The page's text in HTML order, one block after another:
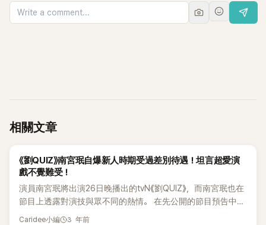
相關文章
K-POP
《劉QUIZ》南宮珉自爆新人時期受過差別待遇！坦言超愛演
戲不覺難受！
演員南宮珉將出演26日晚播出的tvN《劉QUIZ》，而南宮珉也在
節目上透露對演技與眾不同的熱情。 在先公開的節目預告中，
南宮珉被問到肌肉為什麼失蹤：「不久前身型還很好，現在為什
Caridee小編 3 年前